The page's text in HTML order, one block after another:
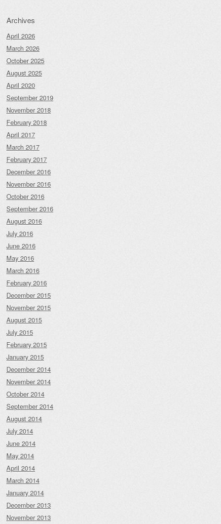
Archives
April 2026
March 2026
October 2025
August 2025
April 2020
September 2019
November 2018
February 2018
April 2017
March 2017
February 2017
December 2016
November 2016
October 2016
September 2016
August 2016
July 2016
June 2016
May 2016
March 2016
February 2016
December 2015
November 2015
August 2015
July 2015
February 2015
January 2015
December 2014
November 2014
October 2014
September 2014
August 2014
July 2014
June 2014
May 2014
April 2014
March 2014
January 2014
December 2013
November 2013